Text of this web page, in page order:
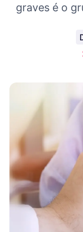
graves é o